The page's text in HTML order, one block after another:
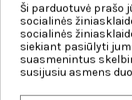
Ši parduotuvė prašo
socialinės
socialinės
siekiant pasiūlyti
suasmenintus
susijusiu asmens